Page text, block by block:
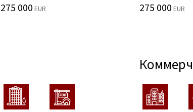
275 000 EUR 275 000 EUR